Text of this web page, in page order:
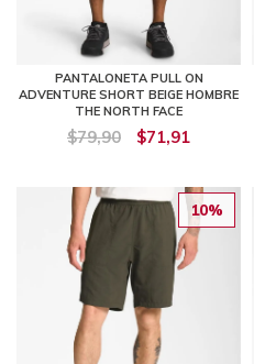
PANTALONETA PULL ON
ADVENTURE SHORT BEIGE HOMBRE
THE NORTH FACE
$79,90 $71,91
10%